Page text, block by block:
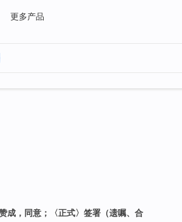
更多产品
成，同意；〈正式〉签署（遗嘱、合